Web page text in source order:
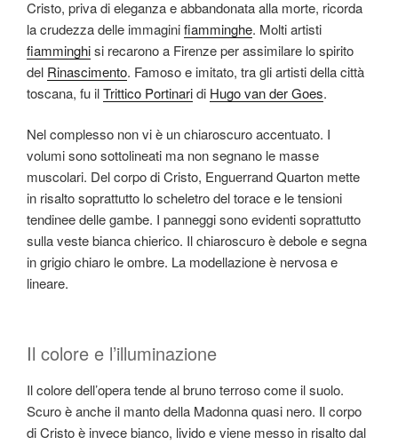
Cristo, priva di eleganza e abbandonata alla morte, ricorda
la crudezza delle immaginifiamminghe. Molti artisti
fiamminghisi recarono a Firenze per assimilare lo spirito
del Rinascimento. Famoso e imitato, tra gli artisti della città
toscana, fu ilTrittico Portinaridi Hugo van der Goes.
Nel complesso non vi è un chiaroscuro accentuato. I
volumi sono sottolineati ma non segnano le masse
muscolari. Del corpo di Cristo, Enguerrand Quarton mette
in risalto soprattutto lo scheletro del torace e le tensioni
tendinee delle gambe. I panneggi sono evidenti soprattutto
sulla veste bianca chierico. Il chiaroscuro è debole e segna
in grigio chiaro le ombre. La modellazione è nervosa e
lineare.
Il colore e l’illuminazione
Il colore dell’opera tende al bruno terroso come il suolo.
Scuro è anche il manto della Madonna quasi nero. Il corpo
di Cristo è invece bianco, livido e viene messo in risalto dal